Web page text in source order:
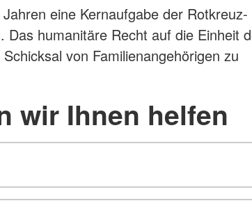
eine Kernaufgabe der Rotkreuz-
Das humanitäre Recht auf die Einheit
von Familienangehörigen zu
wir Ihnen helfen